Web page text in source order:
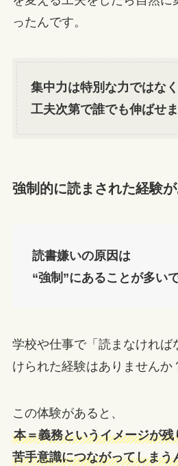
ったんです。
集中力は特別な力ではなく
工夫次第で誰でも伸ばせま
強制的に読まされた経験
読書嫌いの原因は
“強制”にあることが多いで
学校や仕事で「読まなければ
けられた経験はありませんか
この体験があると、
本＝義務というイメージが残
苦手意識につながってしまう